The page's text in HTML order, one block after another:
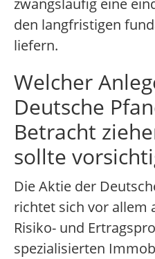
zwangsläufig eine
den langfristigen
liefern.
Welcher
Deutsche
Betracht
sollte
Die Aktie der
richtet sich vor allem
Risiko- und
spezialisierten